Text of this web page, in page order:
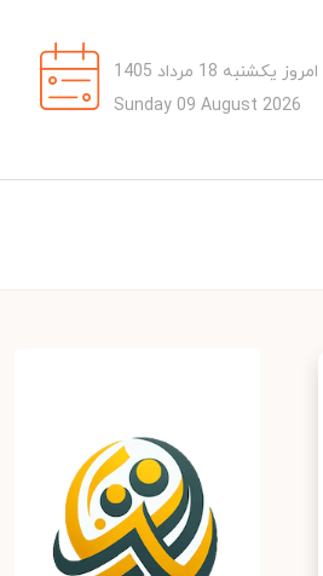
امروز یکشنبه 18 مرداد 1405
Sunday 09 August 2026